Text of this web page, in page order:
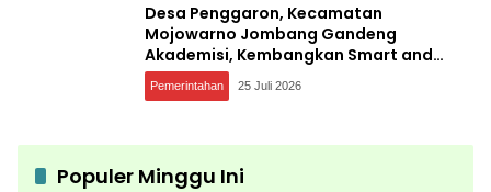
Desa Penggaron, Kecamatan
Mojowarno Jombang Gandeng
Akademisi, Kembangkan Smart and
Sustainable Village, Ini Tujuannya
Pemerintahan 25 Juli 2026
Populer Minggu Ini